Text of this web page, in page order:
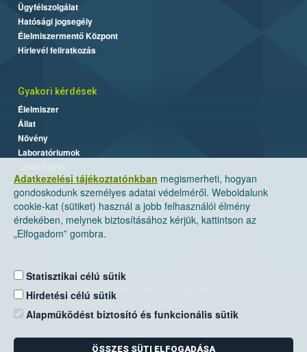
Adatkezelési tájékoztatónkban megismerheti, hogyan
gondoskodunk személyes adatai védelméről. Weboldalunk
cookie-kat (sütiket) használ a jobb felhasználói élmény
érdekében, melynek biztosításához kérjük, kattintson az
„Elfogadom” gombra.
Statisztikai célú sütik
Hirdetési célú sütik
Alapműködést biztosító és funkcionális sütik
ÖSSZES SÜTI ELFOGADÁSA
Ügyfélszolgálat
Hatósági jogsegély
Élelmiszermentő Központ
Hírlevél feliratkozás
Gyakori kérdések
Élelmiszer
Állat
Növény
Laboratóriumok
Nemzeti Élelmiszerlánc-biztonsági Hivatal
Levelezési cím: 1525 Budapest. Pf. 30.